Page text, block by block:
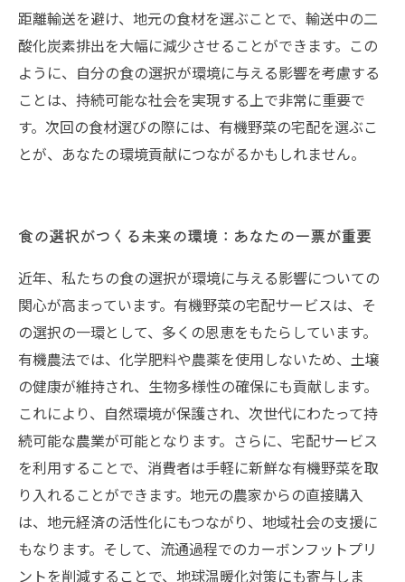
距離輸送を避け、地元の食材を選ぶことで、輸送中の二
酸化炭素排出を大幅に減少させることができます。この
ように、自分の食の選択が環境に与える影響を考慮する
ことは、持続可能な社会を実現する上で非常に重要で
す。次回の食材選びの際には、有機野菜の宅配を選ぶこ
とが、あなたの環境貢献につながるかもしれません。
食の選択がつくる未来の環境：あなたの一票が重要
近年、私たちの食の選択が環境に与える影響についての
関心が高まっています。有機野菜の宅配サービスは、そ
の選択の一環として、多くの恩恵をもたらしています。
有機農法では、化学肥料や農薬を使用しないため、土壌
の健康が維持され、生物多様性の確保にも貢献します。
これにより、自然環境が保護され、次世代にわたって持
続可能な農業が可能となります。さらに、宅配サービス
を利用することで、消費者は手軽に新鮮な有機野菜を取
り入れることができます。地元の農家からの直接購入
は、地元経済の活性化にもつながり、地域社会の支援に
もなります。そして、流通過程でのカーボンフットプリ
ントを削減することで、地球温暖化対策にも寄与しま